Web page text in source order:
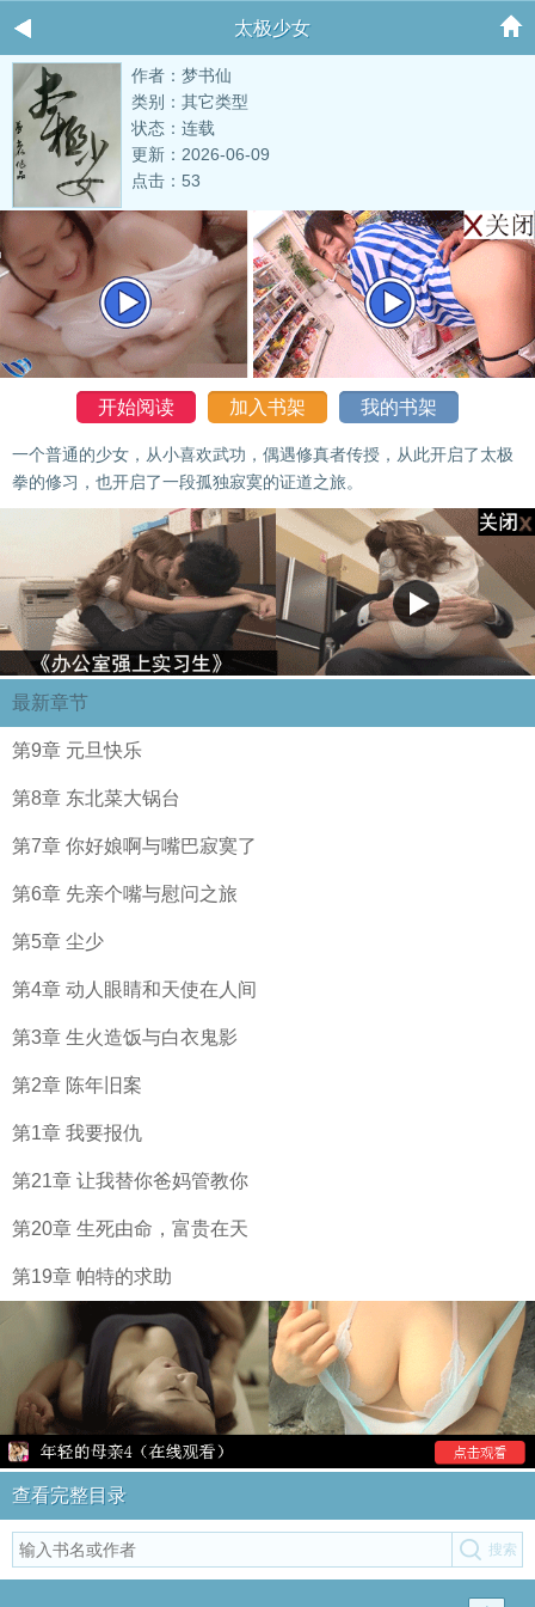
太极少女
作者：梦书仙
类别：其它类型
状态：连载
更新：2026-06-09
点击：53
开始阅读 加入书架 我的书架
一个普通的少女，从小喜欢武功，偶遇修真者传授，从此开启了太极
拳的修习，也开启了一段孤独寂寞的证道之旅。
最新章节
第9章 元旦快乐
第8章 东北菜大锅台
第7章 你好娘啊与嘴巴寂寞了
第6章 先亲个嘴与慰问之旅
第5章 尘少
第4章 动人眼睛和天使在人间
第3章 生火造饭与白衣鬼影
第2章 陈年旧案
第1章 我要报仇
第21章 让我替你爸妈管教你
第20章 生死由命，富贵在天
第19章 帕特的求助
查看完整目录